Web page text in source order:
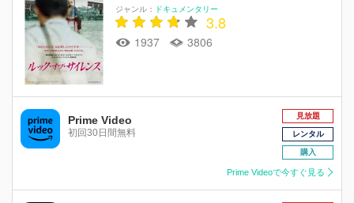
ジャンル：
ドキュメンタリー
3.8
1937 3806
Prime Video
初回30日間無料
見放題
レンタル
購入
Prime Videoで今すぐ見る